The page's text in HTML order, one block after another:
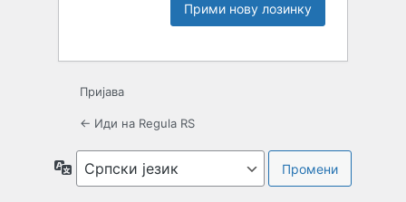
Пријава
← Иди на Regula RS
Језик